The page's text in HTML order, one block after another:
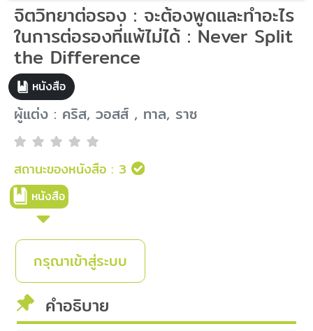
จิตวิทยาต่อรอง : จะต้องพูดและทำอะไร
ในการต่อรองที่แพ้ไม่ได้ : Never Split
the Difference
หนังสือ
ผู้แต่ง : คริส, วอสส์ , ทาล, ราซ
สถานะของหนังสือ : 3
หนังสือ
กรุณาเข้าสู่ระบบ
คำอธิบาย